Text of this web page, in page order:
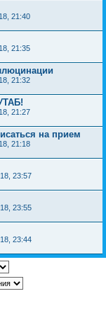
21:40
21:35
21:32
21:27
на прием
21:18
23:57
23:55
23:44